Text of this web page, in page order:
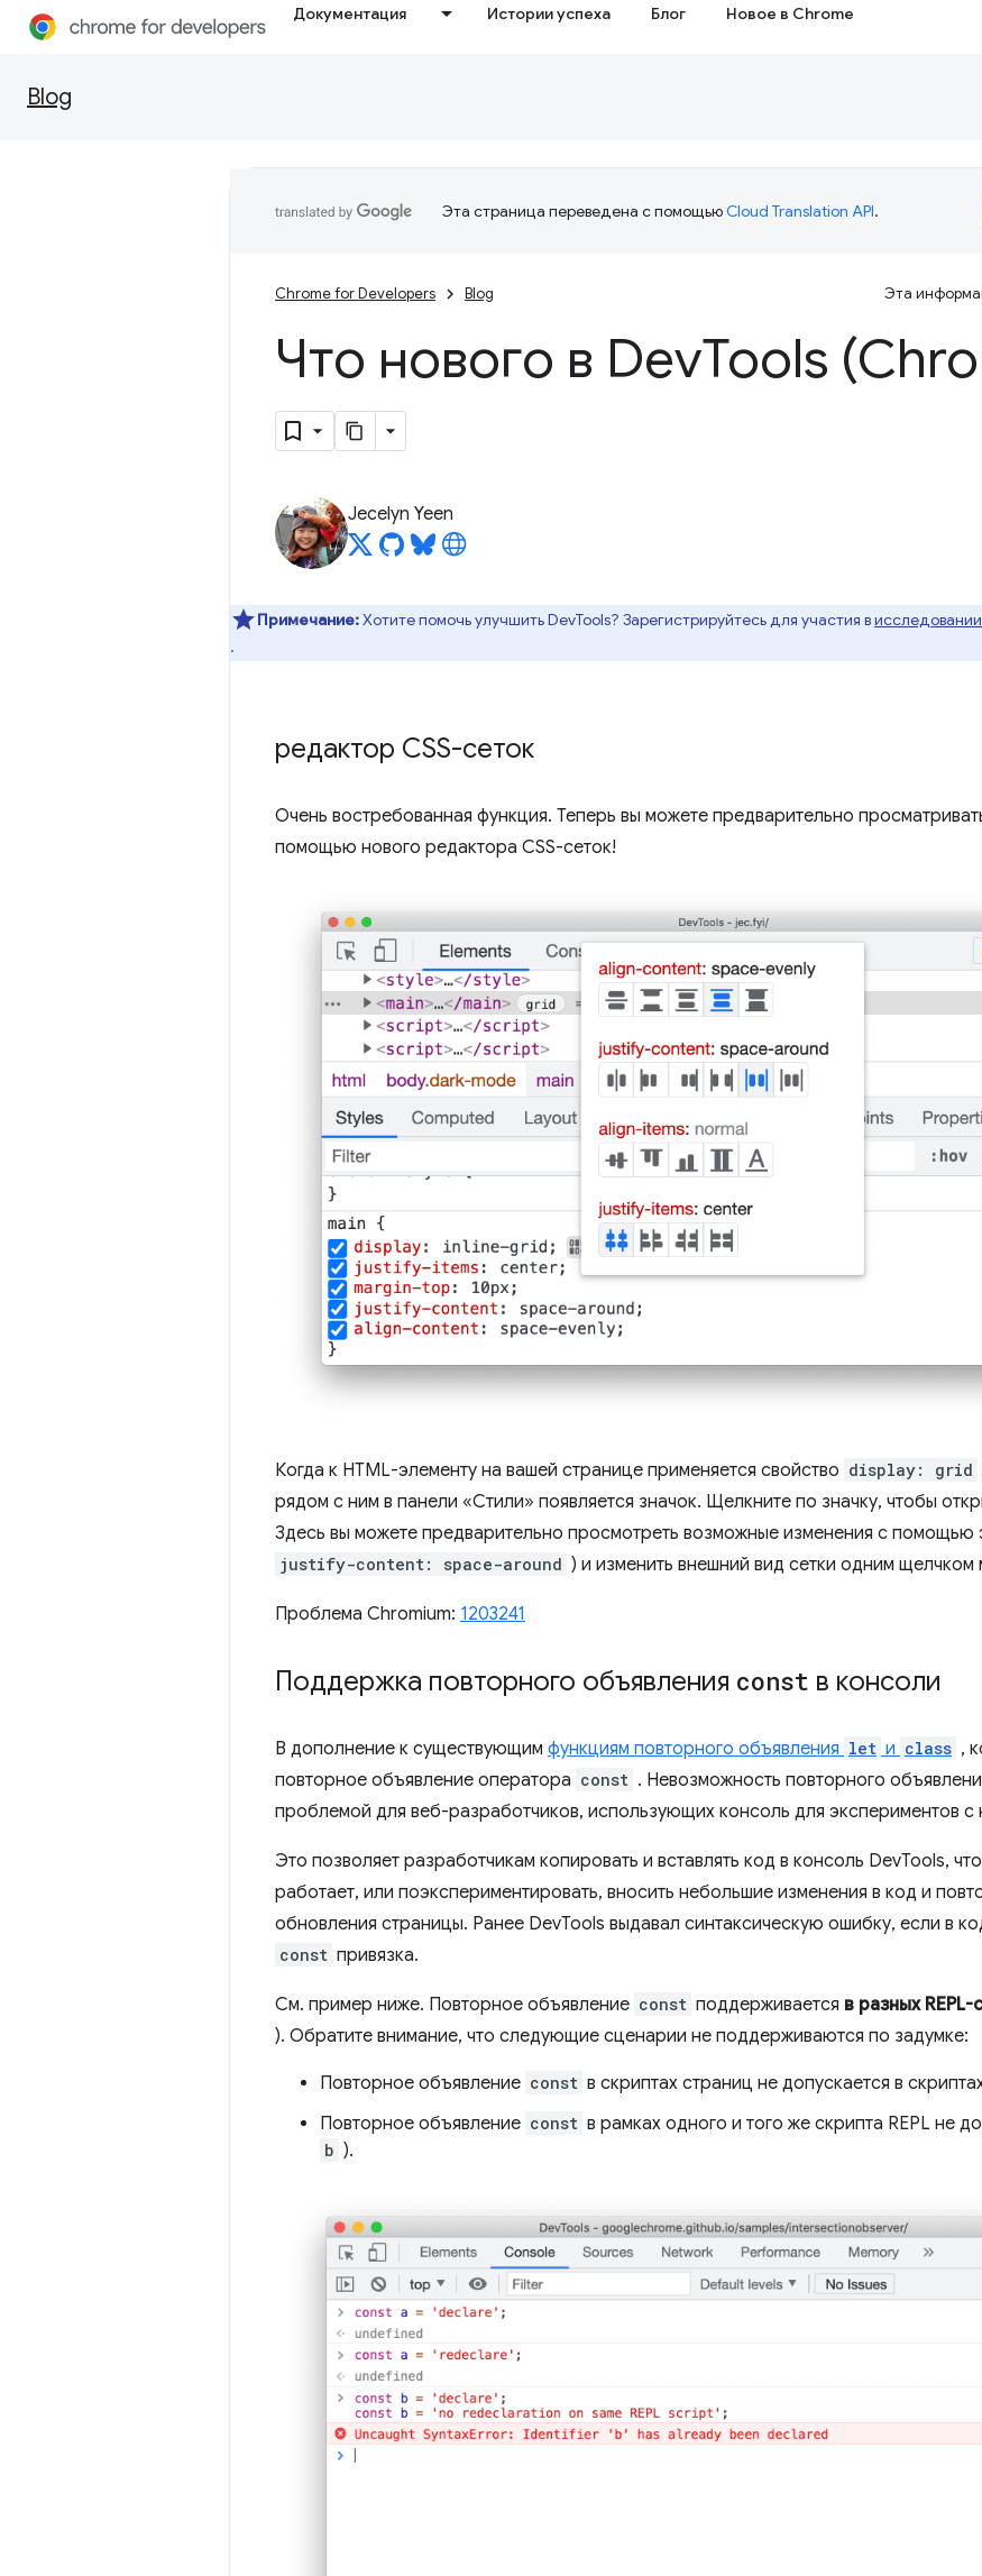
Документация Истории успеха Блог Новое в Chrome
Blog
Эта страница переведена с помощьюCloud Translation API.
Chrome for Developers Blog Эта
Что нового в DevTools
Jecelyn Yeen
Примечание:Хотите помочь улучшить DevTools? Зарегистрируйтесь для участия в
.
редактор CSS-сеток
Очень востребованная функция. Теперь вы можете предварительно
помощью нового редактора CSS-сеток!
Когда к HTML-элементу на вашей странице применяется свойство display: grid
рядом с ним в панели «Стили» появляется значок. Щелкните по значку, чтобы
Здесь вы можете предварительно просмотреть возможные изменения с помощью
justify-content: space-around ) и изменить внешний вид сетки одним щелчком
Проблема Chromium: 1203241
Поддержка повторного объявления const в консоли
В дополнение к существующим функциям повторного объявления let и class ,
повторное объявление оператора const . Невозможность повторного
проблемой для веб-разработчиков, использующих консоль для экспериментов
Это позволяет разработчикам копировать и вставлять код в консоль DevTools,
работает, или поэкспериментировать, вносить небольшие изменения в код и
обновления страницы. Ранее DevTools выдавал синтаксическую ошибку, если в
const привязка.
См. пример ниже. Повторное объявление const поддерживается в разных REPL-
). Обратите внимание, что следующие сценарии не поддерживаются по задумке:
Повторное объявление const в скриптах страниц не допускается в
Повторное объявление const в рамках одного и того же скрипта REPL не
b ).